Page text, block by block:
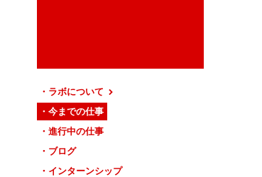
ラボについて
今までの仕事
進行中の仕事
ブログ
インターンシップ